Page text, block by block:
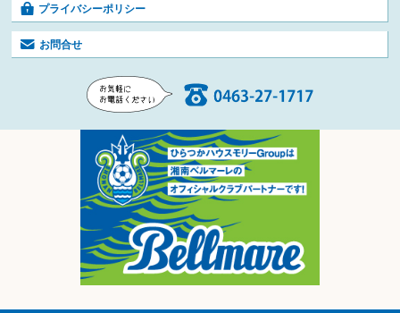
プライバシーポリシー
お問合せ